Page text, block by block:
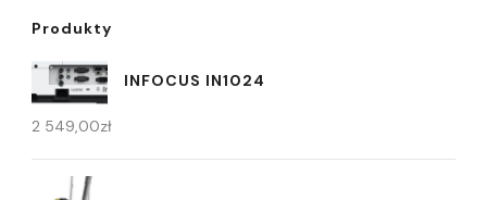
Produkty
INFOCUS IN1024
2 549,00zł